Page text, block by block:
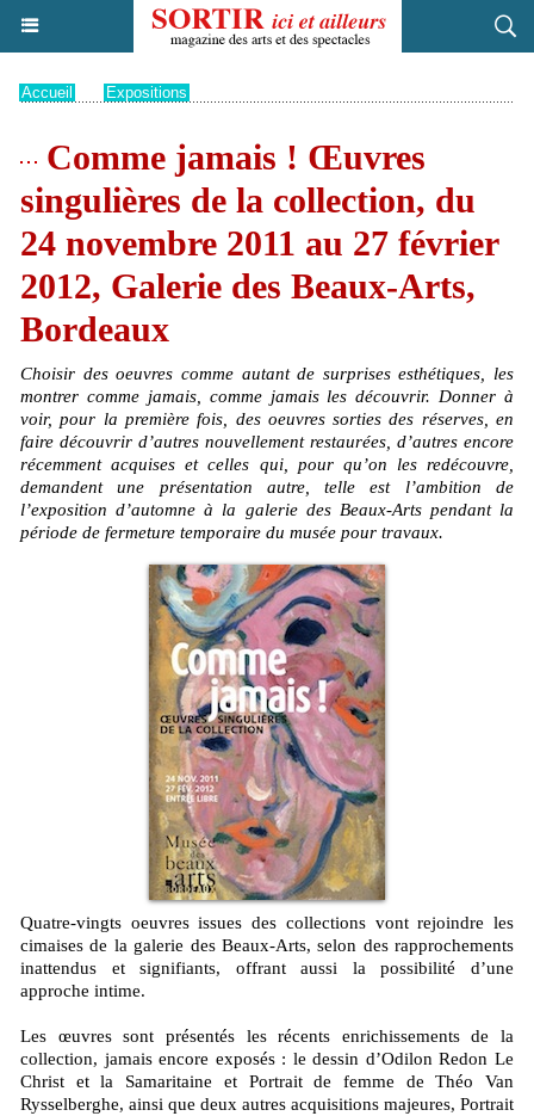
Accueil Expositions
Comme jamais ! Œuvres
singulières de la collection, du
24 novembre 2011 au 27 février
2012, Galerie des Beaux-Arts,
Bordeaux
Choisir des oeuvres comme autant de surprises esthétiques, les
montrer comme jamais, comme jamais les découvrir. Donner à
voir, pour la première fois, des oeuvres sorties des réserves, en
faire découvrir d’autres nouvellement restaurées, d’autres encore
récemment acquises et celles qui, pour qu’on les redécouvre,
demandent une présentation autre, telle est l’ambition de
l’exposition d’automne à la galerie des Beaux-Arts pendant la
période de fermeture temporaire du musée pour travaux.
Quatre-vingts oeuvres issues des collections vont rejoindre les
cimaises de la galerie des Beaux-Arts, selon des rapprochements
inattendus et signifiants, offrant aussi la possibilité d’une
approche intime.
Les œuvres sont présentés les récents enrichissements de la
collection, jamais encore exposés : le dessin d’Odilon Redon Le
Christ et la Samaritaine et Portrait de femme de Théo Van
Rysselberghe, ainsi que deux autres acquisitions majeures, Portrait